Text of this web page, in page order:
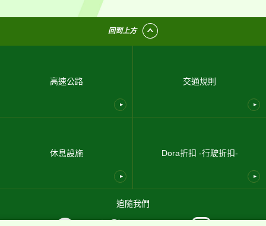
回到上方
高速公路 交通規則
休息設施 Dora折扣 -行駛折扣-
追隨我們